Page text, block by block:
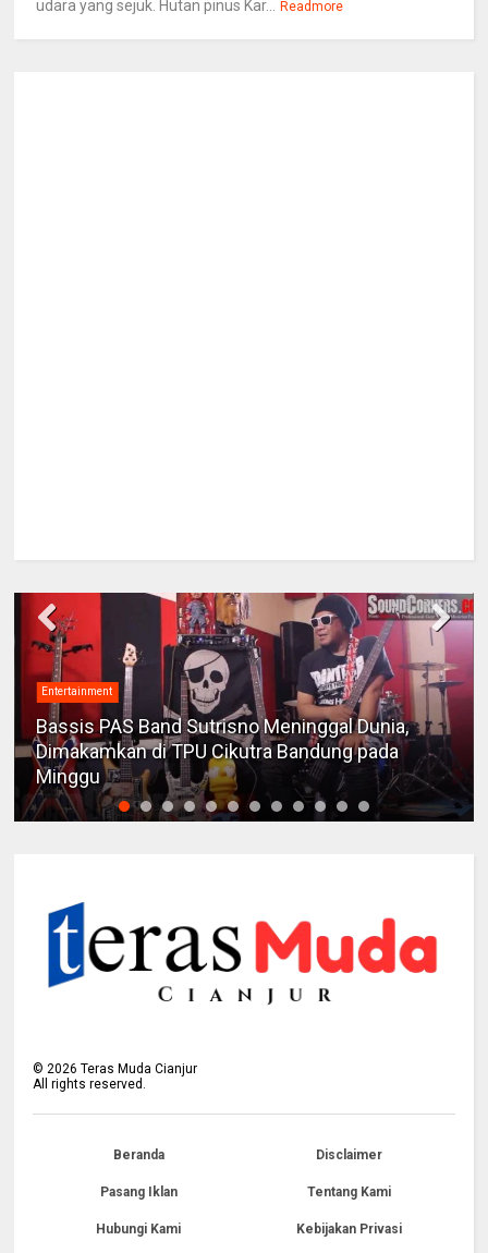
udara yang sejuk. Hutan pinus Kar... Readmore
Entertainment
Bassis PAS Band Sutrisno Meninggal Dunia,
Dimakamkan di TPU Cikutra Bandung pada
Minggu
©2026 Teras Muda Cianjur
All rights reserved.
Beranda Disclaimer
Pasang Iklan Tentang Kami
Hubungi Kami Kebijakan Privasi